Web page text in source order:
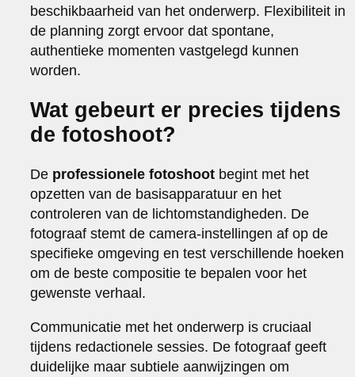
beschikbaarheid van het onderwerp. Flexibiliteit in
de planning zorgt ervoor dat spontane,
authentieke momenten vastgelegd kunnen
worden.
Wat gebeurt er precies tijdens
de fotoshoot?
De professionele fotoshoot begint met het
opzetten van de basisapparatuur en het
controleren van de lichtomstandigheden. De
fotograaf stemt de camera-instellingen af op de
specifieke omgeving en test verschillende hoeken
om de beste compositie te bepalen voor het
gewenste verhaal.
Communicatie met het onderwerp is cruciaal
tijdens redactionele sessies. De fotograaf geeft
duidelijke maar subtiele aanwijzingen om